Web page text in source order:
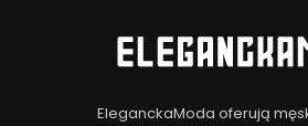
EleganckaModa oferują